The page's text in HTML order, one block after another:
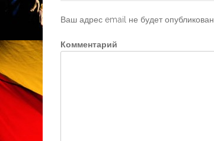
Ваш адрес email не будет опубликован.
Комментарий